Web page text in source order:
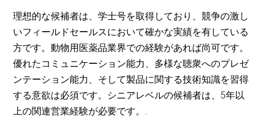
理想的な候補者は、学士号を取得しており、競争の激し
いフィールドセールスにおいて確かな実績を有している
方です。動物用医薬品業界での経験があれば尚可です。
優れたコミュニケーション能力、多様な聴衆へのプレゼ
ンテーション能力、そして製品に関する技術知識を習得
する意欲は必須です。シニアレベルの候補者は、5年以
上の関連営業経験が必要です。.